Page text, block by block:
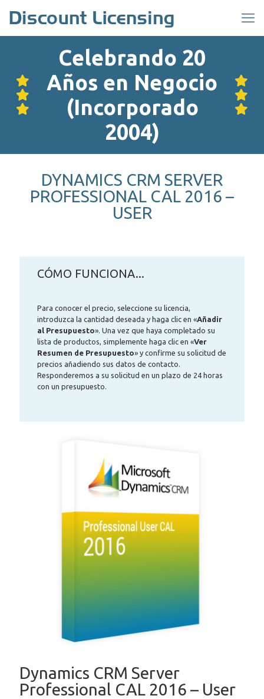
Celebrando 20
Años en Negocio
(Incorporado
2004)
DYNAMICS CRM SERVER
PROFESSIONAL CAL 2016 –
USER
CÓMO FUNCIONA...
Para conocer el precio, seleccione su licencia,
introduzca la cantidad deseada y haga clic en «Añadir
al Presupuesto». Una vez que haya completado su
lista de productos, simplemente haga clic en «Ver
Resumen de Presupuesto» y confirme su solicitud de
precios añadiendo sus datos de contacto.
Responderemos a su solicitud en un plazo de 24 horas
con un presupuesto.
Dynamics CRM Server
Professional CAL 2016 – User